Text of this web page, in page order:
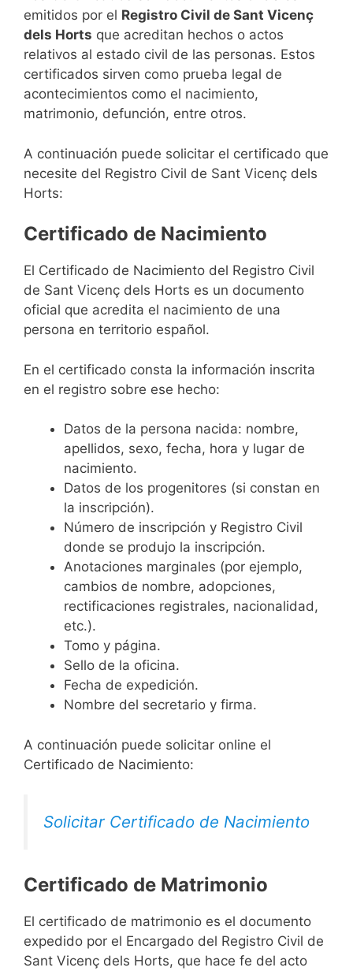
emitidos por el Registro Civil de Sant Vicenç
dels Horts que acreditan hechos o actos
relativos al estado civil de las personas. Estos
certificados sirven como prueba legal de
acontecimientos como el nacimiento,
matrimonio, defunción, entre otros.
A continuación puede solicitar el certificado que
necesite del Registro Civil de Sant Vicenç dels
Horts:
Certificado de Nacimiento
El Certificado de Nacimiento del Registro Civil
de Sant Vicenç dels Horts es un documento
oficial que acredita el nacimiento de una
persona en territorio español.
En el certificado consta la información inscrita
en el registro sobre ese hecho:
Datos de la persona nacida: nombre,
apellidos, sexo, fecha, hora y lugar de
nacimiento.
Datos de los progenitores (si constan en
la inscripción).
Número de inscripción y Registro Civil
donde se produjo la inscripción.
Anotaciones marginales (por ejemplo,
cambios de nombre, adopciones,
rectificaciones registrales, nacionalidad,
etc.).
Tomo y página.
Sello de la oficina.
Fecha de expedición.
Nombre del secretario y firma.
A continuación puede solicitar online el
Certificado de Nacimiento:
Solicitar Certificado de Nacimiento
Certificado de Matrimonio
El certificado de matrimonio es el documento
expedido por el Encargado del Registro Civil de
Sant Vicenç dels Horts, que hace fe del acto